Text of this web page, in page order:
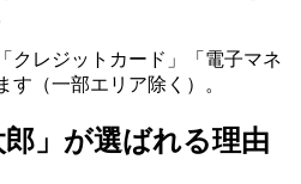
クレジットカード」「電子マネ
す（一部エリア除く）。
郎」が選ばれる理由